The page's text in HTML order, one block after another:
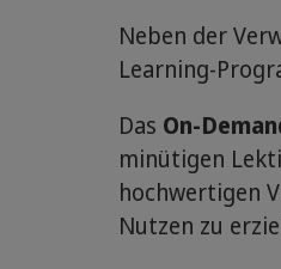
Neben der
Learning-
Das On-
minütigen
hochwertigen
Nutzen zu